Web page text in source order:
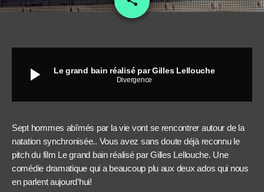
play_arrow Le grand bain réalisé par Gilles Lellouche
Divergence
Sept hommes abîmés par la vie vont se rencontrer autour de la
natation synchronisée.. Vous avez sans doute déjà reconnu le
pitch du film Le grand bain réalisé par Gilles Lellouche. Une
comédie dramatique qui a beaucoup plu aux deux ados qui nous
en parlent aujourd’hui!